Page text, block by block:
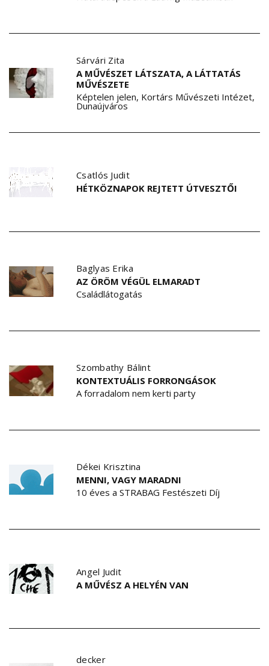
Sárvári Zita
A MŰVÉSZET LÁTSZATA, A LÁTTATÁS
MŰVÉSZETE
Képtelen jelen, Kortárs Művészeti Intézet,
Dunaújváros
Csatlós Judit
HÉTKÖZNAPOK REJTETT ÚTVESZTŐI
Baglyas Erika
AZ ÖRÖM VÉGÜL ELMARADT
Családlátogatás
Szombathy Bálint
KONTEXTUÁLIS FORRONGÁSOK
A forradalom nem kerti party
Dékei Krisztina
MENNI, VAGY MARADNI
10 éves a STRABAG Festészeti Díj
Angel Judit
A MŰVÉSZ A HELYÉN VAN
decker